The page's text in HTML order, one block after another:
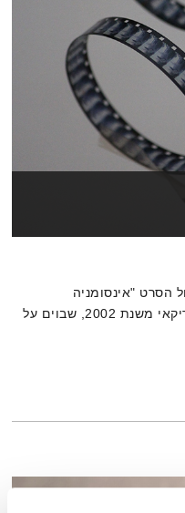
הסרט "אינסומניה
(Insomnia)" – מותחן פסיכולוגי אמריקאי משנת 2002, שבוים על